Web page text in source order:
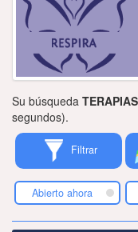
Su búsqueda TERAPIAS
segundos).
Filtrar
Abierto ahora